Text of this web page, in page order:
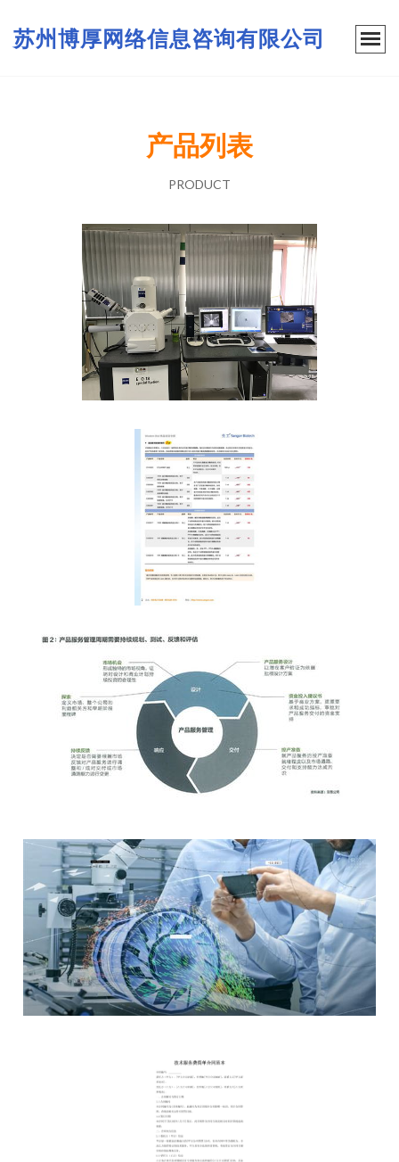
苏州博厚网络信息咨询有限公司
产品列表
PRODUCT